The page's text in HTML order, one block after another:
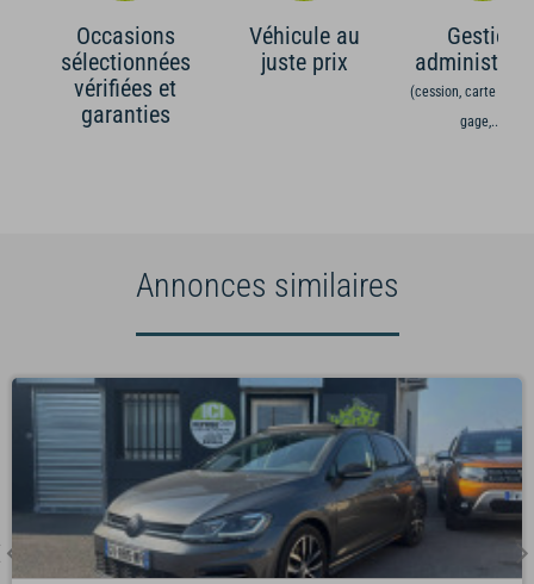
Occasions
sélectionnées
vérifiées et
garanties
Véhicule au
juste prix
Gestion
(cession, carte grise,
gage,...)
Annonces similaires